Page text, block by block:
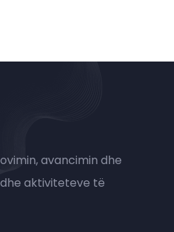
avancimin dhe
aktiviteteve të